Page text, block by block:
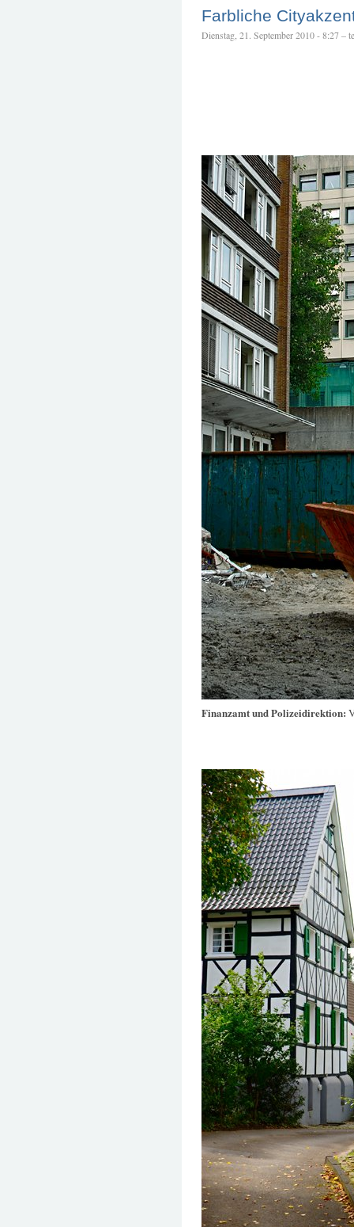
Farbliche
Dienstag, 21. September 2010 - 8:27 –
Finanzamt und Polizeidirektion: